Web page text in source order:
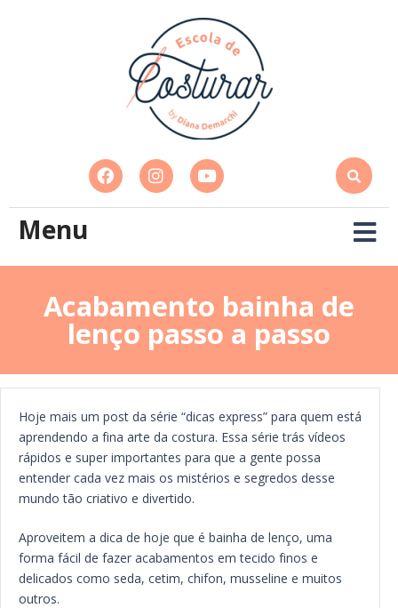
Menu
Acabamento bainha de
lenço passo a passo
Hoje mais um post da série “dicas express” para quem está
aprendendo a fina arte da costura. Essa série trás vídeos
rápidos e super importantes para que a gente possa
entender cada vez mais os mistérios e segredos desse
mundo tão criativo e divertido.
Aproveitem a dica de hoje que é bainha de lenço, uma
forma fácil de fazer acabamentos em tecido finos e
delicados como seda, cetim, chifon, musseline e muitos
outros.